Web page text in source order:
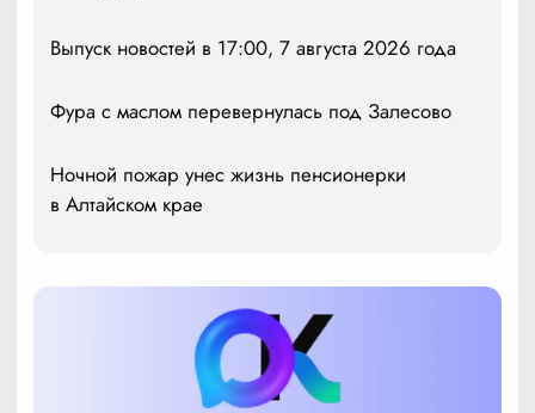
Выпуск новостей в 17:00, 7 августа 2026 года
Фура с маслом перевернулась под Залесово
Ночной пожар унес жизнь пенсионерки
в Алтайском крае